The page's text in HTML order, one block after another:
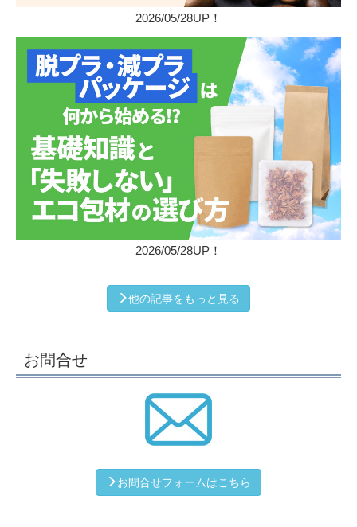
2026/05/28UP！
2026/05/28UP！
他の記事をもっと見る
お問合せ
お問合せフォームはこちら